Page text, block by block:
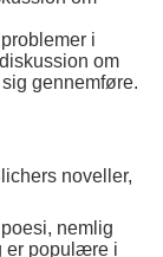
i
om
gennemføre.
noveller,
nemlig
er populære i